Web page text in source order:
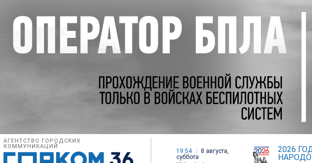
АГЕНТСТВО ГОРОДСКИХ
КОММУНИКАЦИЙ
19:54
8 августа,
суббота
2026